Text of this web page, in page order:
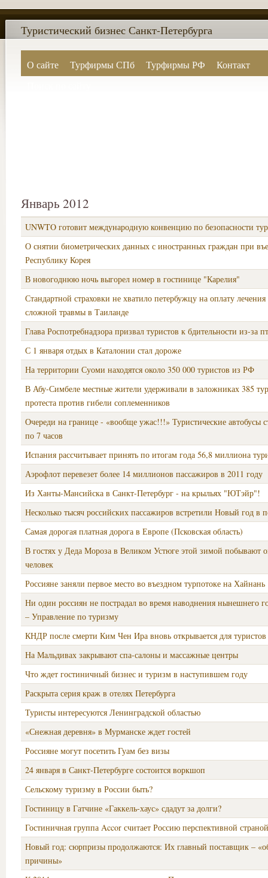
О сайте Турфирмы СПб Турфирмы РФ
Контакт
Туристический бизнес Санкт-Петербурга
Январь 2012
UNWTO готовит международную конвенцию по безопасности
О снятии биометрических данных с иностранных граждан при
Республику Корея
В новогоднюю ночь выгорел номер в гостинице "Карелия"
Стандартной страховки не хватило петербужцу на оплату лечения
сложной травмы в Таиланде
Глава Роспотребнадзора призвал туристов к бдительности из-за
С 1 января отдых в Каталонии стал дороже
На территории Суоми находятся около 350 000 туристов из РФ
В Абу-Симбеле местные жители удерживали в заложниках 385
протеста против гибели соплеменников
Очереди на границе - «вообще ужас!!!» Туристические автобусы
по 7 часов
Испания рассчитывает принять по итогам года 56,8 миллиона
Аэрофлот перевезет более 14 миллионов пассажиров в 2011 году
Из Ханты-Мансийска в Санкт-Петербург - на крыльях "ЮТэйр"!
Несколько тысяч российских пассажиров встретили Новый год в
Самая дорогая платная дорога в Европе (Псковская область)
В гостях у Деда Мороза в Великом Устюге этой зимой побывают
человек
Россияне заняли первое место во въездном турпотоке на Хайнань
Ни один россиян не пострадал во время наводнения нынешнего
– Управление по туризму
КНДР после смерти Ким Чен Ира вновь открывается для туристов
На Мальдивах закрывают спа-салоны и массажные центры
Что ждет гостиничный бизнес и туризм в наступившем году
Раскрыта серия краж в отелях Петербурга
Туристы интересуются Ленинградской областью
«Снежная деревня» в Мурманске ждет гостей
Россияне могут посетить Гуам без визы
24 января в Санкт-Петербурге состоится воркшоп
Сельскому туризму в России быть?
Гостиницу в Гатчине «Гаккель-хаус» сдадут за долги?
Гостиничная группа Accor считает Россию перспективной страной
Новый год: сюрпризы продолжаются: Их главный поставщик –
причины»